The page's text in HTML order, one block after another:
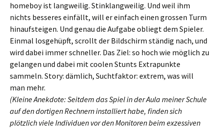
homeboy ist langweilig. Stinklangweilig. Und weil ihm
nichts besseres einfällt, will er einfach einen grossen Turm
hinaufsteigen. Und genau die Aufgabe obliegt dem Spieler.
Einmal losgehüpft, scrollt der Bildschirm ständig nach, und
wird dabei immer schneller. Das Ziel: so hoch wie möglich zu
gelangen und dabei mit coolen Stunts Extrapunkte
sammeln. Story: dämlich, Suchtfaktor: extrem, was will
man mehr.
(Kleine Anekdote: Seitdem das Spiel in der Aula meiner Schule
auf den dortigen Rechnern installiert habe, finden sich
plötzlich viele Individuen vor den Monitoren beim exzessiven